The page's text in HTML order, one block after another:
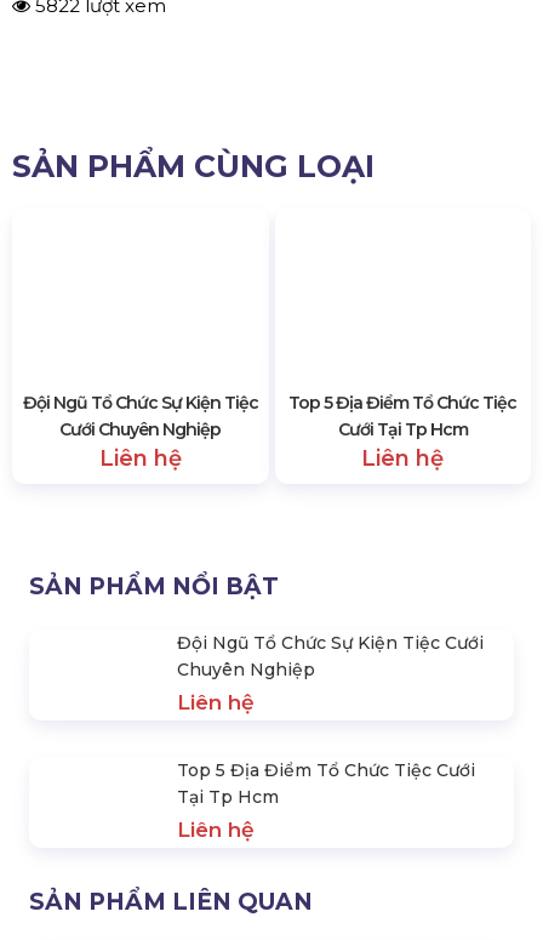
5822 lượt xem
SẢN PHẨM CÙNG LOẠI
SẢN PHẨM NỔI BẬT
Đội Ngũ Tổ Chức Sự Kiện Tiệc Cưới
Liên hệ
Top 5 Địa Điểm Tổ Chức Tiệc Cưới
Tại Tp Hcm